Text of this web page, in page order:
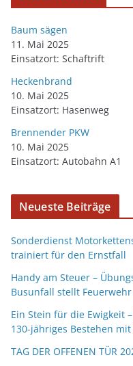
Baum sägen
11. Mai 2025
Einsatzort: Schaftrift
Heckenbrand
10. Mai 2025
Einsatzort: Hasenweg
Brennender PKW
10. Mai 2025
Einsatzort: Autobahn A1
Neueste Beiträge
Sonderdienst
trainiert für den Ernstfall
Handy am Steuer –
Busunfall stellt
Ein Stein für die Ewigkeit
130-jähriges Bestehen
TAG DER OFFENEN TÜR